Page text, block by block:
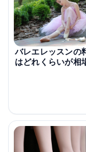
バレエレッスンの
はどれくらいが相